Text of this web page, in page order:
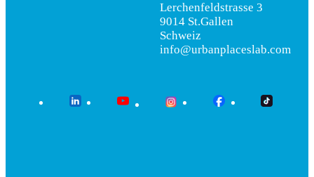
Lerchenfeldstrasse 3
9014 St.Gallen
Schweiz
info@urbanplaceslab.com